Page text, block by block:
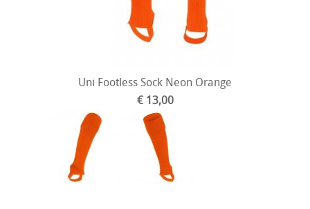
Uni Footless Sock Neon Orange
€ 13,00